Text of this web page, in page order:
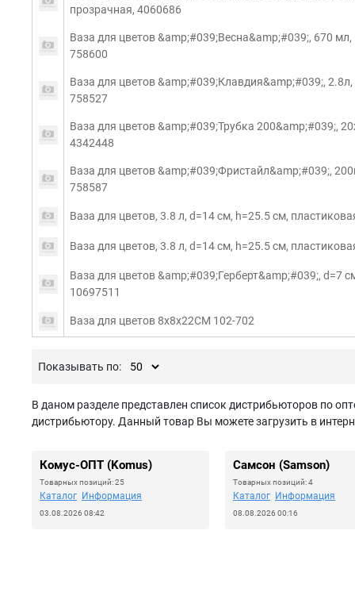
прозрачная, 4060686
Ваза для цветов &amp;#039;Весна&amp;#039;, 670
758600
Ваза для цветов &amp;#039;Клавдия&amp;#039;,
758527
Ваза для цветов &amp;#039;Трубка 200&amp;#039;,
4342448
Ваза для цветов &amp;#039;Фристайл&amp;#039;,
758587
Ваза для цветов, 3.8 л, d=14 см, h=25.5 см,
Ваза для цветов, 3.8 л, d=14 см, h=25.5 см,
Ваза для цветов &amp;#039;Герберт&amp;#039;, d=7
10697511
Ваза для цветов 8x8x22СМ 102-702
Показывать по:
В даном разделе представлен список дистрибьюторов по
дистрибьютору. Данный товар Вы можете загрузить в
Комус-ОПТ (Komus)
Товарных позиций: 25
Каталог Информация
03.08.2026 08:42
Самсон (Samson)
Товарных позиций: 4
Каталог Информация
08.08.2026 00:16